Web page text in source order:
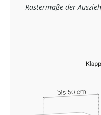
Rastermaße der